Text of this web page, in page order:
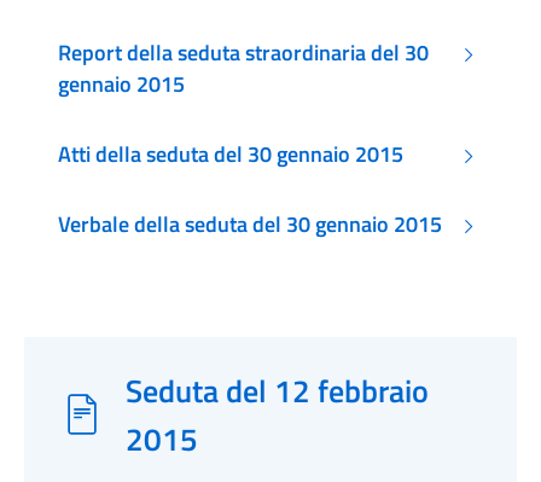
Report della seduta straordinaria del 30
gennaio 2015
Atti della seduta del 30 gennaio 2015
Verbale della seduta del 30 gennaio 2015
Seduta del 12 febbraio
2015